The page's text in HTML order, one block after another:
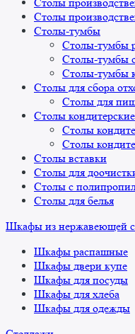
Столы
Столы
Столы-тумбы
Столы-тумбы
Столы-тумбы
Столы-тумбы
Столы для сбора
Столы для
Столы кондитерские
Столы
Столы
Столы вставки
Столы для
Столы с
Столы для белья
Шкафы из нержавеющей
Шкафы распашные
Шкафы двери купе
Шкафы для посуды
Шкафы для хлеба
Шкафы для одежды